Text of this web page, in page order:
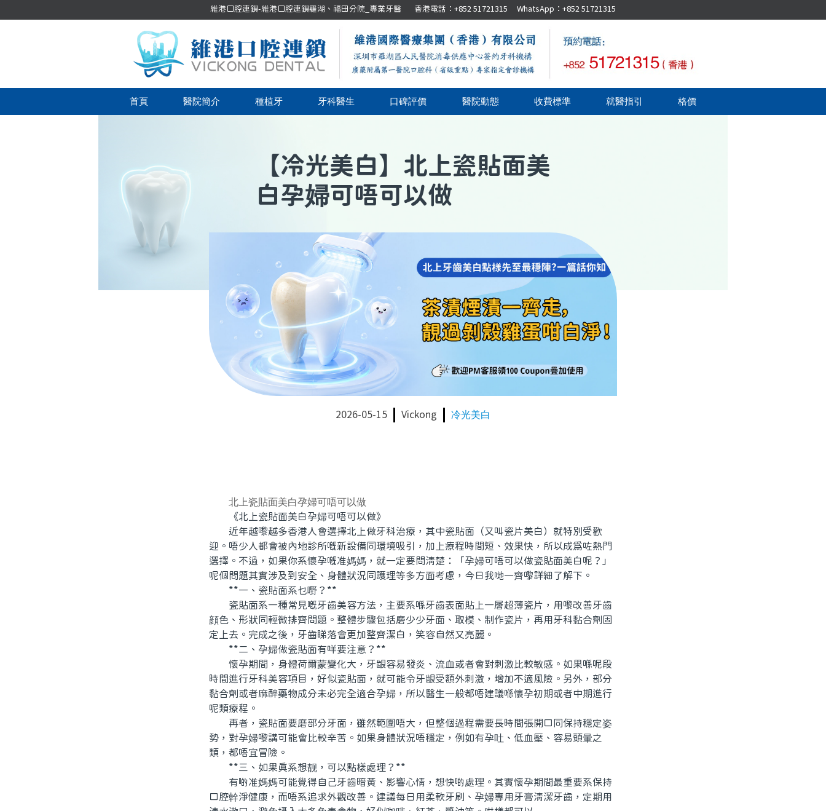
維港口腔連鎖-維港口腔連鎖羅湖、福田分院_專業牙醫 香港電話：+852 51721315 WhatsApp：+852 51721315
首頁 醫院簡介 種植牙 牙科醫生 口碑評價 醫院動態 收費標準 就醫指引 格價
【冷光美白】 北上瓷貼面美
白孕婦可唔可以做
2026-05-15 Vickong 冷光美白
北上瓷貼面美白孕婦可唔可以做
《北上瓷貼面美白孕婦可唔可以做》
近年越嚟越多香港人會選擇北上做牙科治療，其中瓷貼面（又叫瓷片美白）就特別受歡
迎。唔少人都會被內地診所嘅新設備同環境吸引，加上療程時間短、效果快，所以成爲咗熱門
選擇。不過，如果你系懷孕嘅准媽媽，就一定要問清楚：「孕婦可唔可以做瓷貼面美白呢？」
呢個問題其實涉及到安全、身體狀況同護理等多方面考慮，今日我哋一齊嚟詳細了解下。
**一、瓷貼面系乜嘢？**
瓷貼面系一種常見嘅牙齒美容方法，主要系喺牙齒表面貼上一層超薄瓷片，用嚟改善牙齒
顔色、形狀同輕微排齊問題。整體步驟包括磨少少牙面、取模、制作瓷片，再用牙科黏合劑固
定上去。完成之後，牙齒睇落會更加整齊潔白，笑容自然又亮麗。
**二、孕婦做瓷貼面有咩要注意？**
懷孕期間，身體荷爾蒙變化大，牙龈容易發炎、流血或者會對刺激比較敏感。如果喺呢段
時間進行牙科美容項目，好似瓷貼面，就可能令牙龈受額外刺激，增加不適風險。另外，部分
黏合劑或者麻醉藥物成分未必完全適合孕婦，所以醫生一般都唔建議喺懷孕初期或者中期進行
呢類療程。
再者，瓷貼面要磨部分牙面，雖然範圍唔大，但整個過程需要長時間張開口同保持穩定姿
勢，對孕婦嚟講可能會比較辛苦。如果身體狀況唔穩定，例如有孕吐、低血壓、容易頭暈之
類，都唔宜冒險。
**三、如果真系想靓，可以點樣處理？**
有啲准媽媽可能覺得自己牙齒暗黃、影響心情，想快啲處理。其實懷孕期間最重要系保持
口腔幹淨健康，而唔系追求外觀改善。建議每日用柔軟牙刷、孕婦專用牙膏清潔牙齒，定期用